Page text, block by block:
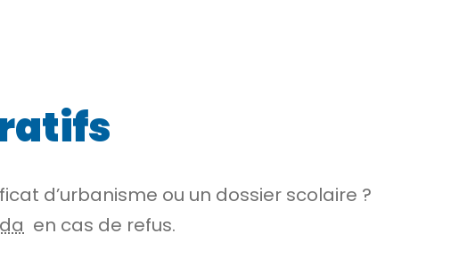
d’urbanisme ou un dossier scolaire ?
en cas de refus.